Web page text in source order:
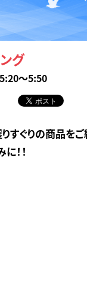
グ
～5:50
すぐりの商品を
！！